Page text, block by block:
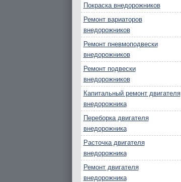
Покраска внедорожников
Ремонт вариаторов
внедорожников
Ремонт пневмоподвески
внедорожников
Ремонт подвески
внедорожников
Капитальный ремонт двигателя
внедорожника
Переборка двигателя
внедорожника
Расточка двигателя
внедорожника
Ремонт двигателя
внедорожника